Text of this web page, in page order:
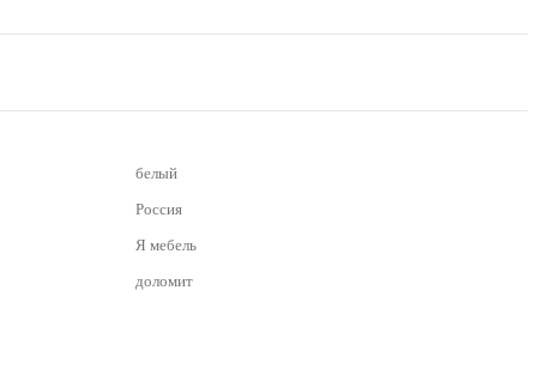
белый
Россия
Я мебель
доломит